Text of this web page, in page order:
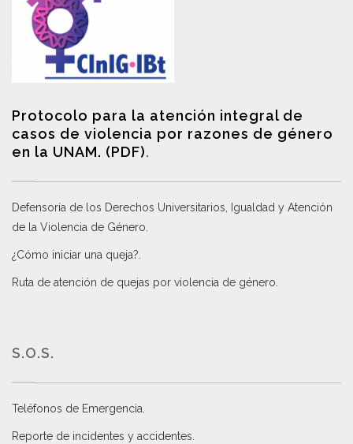
Protocolo para la atención integral de
casos de violencia por razones de género
en la UNAM. (PDF).
Defensoría de los Derechos Universitarios, Igualdad y Atención
de la Violencia de Género
¿Cómo iniciar una queja?
Ruta de atención de quejas por violencia de género
S.O.S.
Teléfonos de Emergencia.
Reporte de incidentes y accidentes